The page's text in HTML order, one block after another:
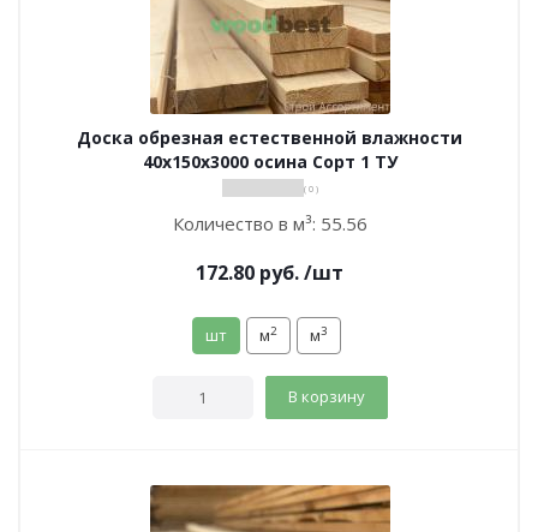
Доска обрезная естественной влажности
40х150х3000 осина Сорт 1 ТУ
( 0 )
Количество в м³: 55.56
172.80 руб./шт
шт м2 м3
В корзину